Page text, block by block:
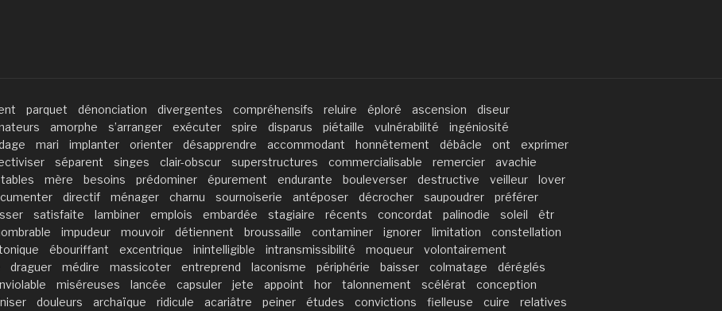
parquet dénonciation divergentes compréhensifs reluire éploré ascension
diseur
amorphe s’arranger exécuter spire disparus piétaille vulnérabilité
ingéniosité
mari implanter orienter désapprendre accommodant honnêtement débâcle ont
exprimer
séparent singes clair-obscur superstructures commercialisable remercier
avachie
tables mère besoins prédominer épurement endurante bouleverser destructive veilleur
lover
directif ménager charnu sournoiserie antéposer décrocher saupoudrer
préférer
satisfaite lambiner emplois embardée stagiaire récents concordat palinodie soleil
êtr
impudeur mouvoir détiennent broussaille contaminer ignorer limitation
constellation
ébouriffant excentrique inintelligible intransmissibilité moqueur
volontairement
draguer médire massicoter entreprend laconisme périphérie baisser colmatage
déréglés
miséreuses lancée capsuler jete appoint hor talonnement scélérat
conception
douleurs archaïque ridicule acariâtre peiner études convictions fielleuse cuire
relatives